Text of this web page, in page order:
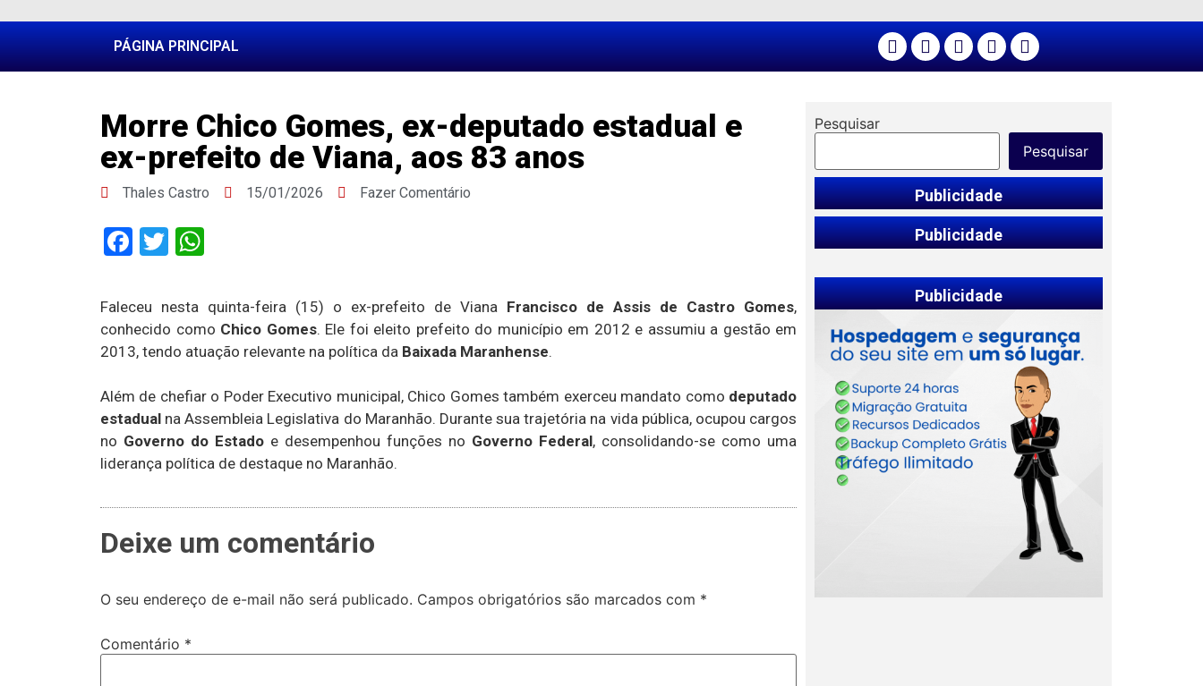
PÁGINA PRINCIPAL
Morre Chico Gomes, ex-deputado estadual e
ex-prefeito de Viana, aos 83 anos
Thales Castro 15/01/2026 Fazer Comentário
Facebook
Twitter
Faleceu nesta quinta-feira (15) o ex-prefeito de Viana Francisco de Assis de Castro Gomes,
conhecido como Chico Gomes. Ele foi eleito prefeito do município em 2012 e assumiu a gestão em
2013, tendo atuação relevante na política da Baixada Maranhense.
Além de chefiar o Poder Executivo municipal, Chico Gomes também exerceu mandato como deputado
estadual na Assembleia Legislativa do Maranhão. Durante sua trajetória na vida pública, ocupou cargos
no Governo do Estado e desempenhou funções no Governo Federal, consolidando-se como uma
liderança política de destaque no Maranhão.
Deixe um comentário
O seu endereço de e-mail não será publicado. Campos obrigatórios são marcados com *
Comentário *
Pesquisar
Pesquisar
Publicidade
Publicidade
Publicidade